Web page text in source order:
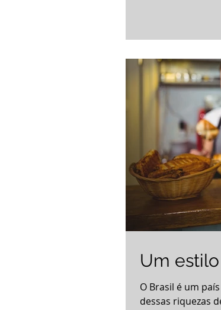
Um
O Brasil é um
dessas riquezas